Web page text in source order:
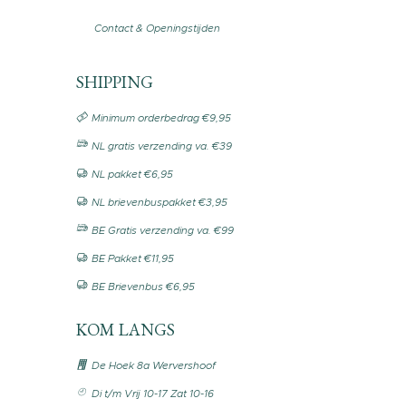
Contact & Openingstijden
SHIPPING
Minimum orderbedrag €9,95
NL gratis verzending va. €39
NL pakket €6,95
NL brievenbuspakket €3,95
BE Gratis verzending va. €99
BE Pakket €11,95
BE Brievenbus €6,95
KOM LANGS
De Hoek 8a Wervershoof
Di t/m Vrij 10-17 Zat 10-16